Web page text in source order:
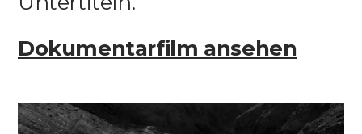
Dokumentarfilm ansehen